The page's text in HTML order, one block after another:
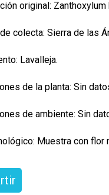
original:
colecta: Sierra de las
Lavalleja.
de la planta: Sin
de ambiente: Sin
Muestra con flor